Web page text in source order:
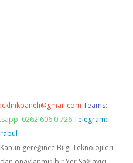
Teams:
0262 606 0 726 Telegram:
Kanun gereğince Bilgi Teknolojileri